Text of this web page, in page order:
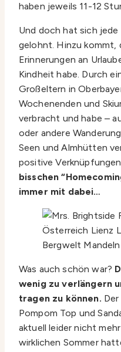
haben jeweils 11-12
Und doch hat sich
gelohnt. Hinzu kommt,
Erinnerungen an
Kindheit habe. Durch
Großeltern in
Wochenenden und
verbracht und habe –
oder andere
Seen und Almhütten
positive
bisschen
immer mit dabei…
Was auch schön war?
wenig zu verlängern
tragen zu können.
Pompom Top und
aktuell leider nicht
wirklichen Sommer